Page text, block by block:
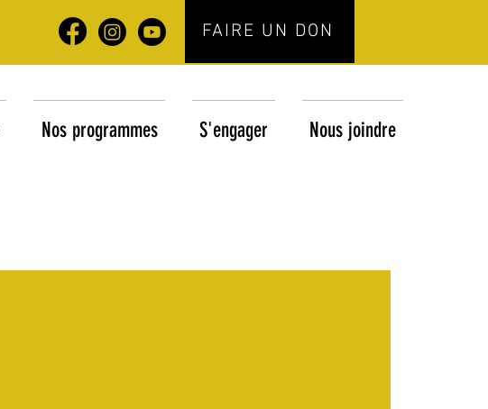
FAIRE UN DON
Nos programmes S'engager Nous joindre